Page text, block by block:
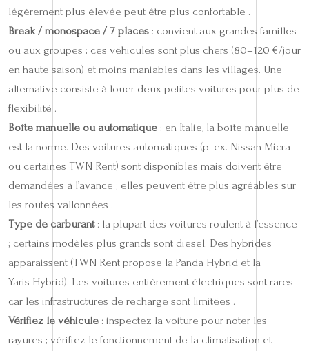
légèrement plus élevée peut être plus confortable .
Break / monospace / 7 places : convient aux grandes familles
ou aux groupes ; ces véhicules sont plus chers (80–120 €/jour
en haute saison) et moins maniables dans les villages. Une
alternative consiste à louer deux petites voitures pour plus de
flexibilité .
Boîte manuelle ou automatique : en Italie, la boîte manuelle
est la norme. Des voitures automatiques (p. ex. Nissan Micra
ou certaines TWN Rent) sont disponibles mais doivent être
demandées à l’avance ; elles peuvent être plus agréables sur
les routes vallonnées .
Type de carburant: la plupart des voitures roulent à l’essence
; certains modèles plus grands sont diesel. Des hybrides
apparaissent (TWN Rent propose la Panda Hybrid et la
Yaris Hybrid). Les voitures entièrement électriques sont rares
car les infrastructures de recharge sont limitées .
Vérifiez le véhicule : inspectez la voiture pour noter les
rayures ; vérifiez le fonctionnement de la climatisation et